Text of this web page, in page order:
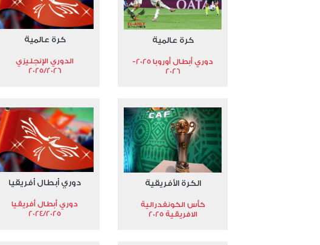
كرة عالمية
دوري أبطال أوروبا 2025-
2026
كرة عالمية
الدوري الإنجليزي
2025/2026
الكرة الأفريقية
كأس الكونفدرالية
الافريقية 2025
دوري أبطال أفريقيا
دوري أبطال أفريقيا
2024/2025